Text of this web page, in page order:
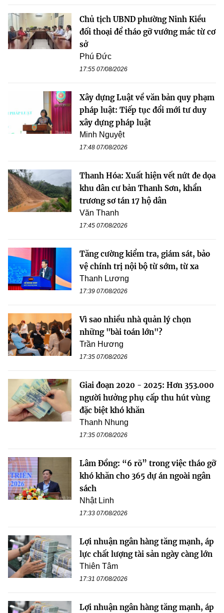
Chủ tịch UBND phường Ninh Kiều
đối thoại để tháo gỡ vướng mắc từ cơ
sở
Phú Đức
17:55 07/08/2026
Xây dựng Luật về văn bản quy phạm
pháp luật: Tiếp tục đổi mới tư duy
xây dựng pháp luật
Minh Nguyệt
17:48 07/08/2026
Thanh Hóa: Xuất hiện vết nứt đe dọa
khu dân cư bản Thanh Sơn, khẩn
trương sơ tán 17 hộ dân
Văn Thanh
17:45 07/08/2026
Tăng cường kiểm tra, giám sát, bảo
vệ chính trị nội bộ từ sớm, từ xa
Thanh Lương
17:39 07/08/2026
Vì sao nhiều nhà quản lý chọn
những "bài toán lớn"?
Trần Hương
17:35 07/08/2026
Giai đoạn 2020 - 2025: Hơn 353.000
người hưởng phụ cấp thu hút vùng
đặc biệt khó khăn
Thanh Nhung
17:35 07/08/2026
Lâm Đồng: “6 rõ” trong việc tháo gỡ
khó khăn cho 365 dự án ngoài ngân
sách
Nhật Linh
17:33 07/08/2026
Lợi nhuận ngân hàng tăng mạnh, áp
lực chất lượng tài sản ngày càng lớn
Thiên Tâm
17:31 07/08/2026
Lợi nhuận ngân hàng tăng mạnh, áp